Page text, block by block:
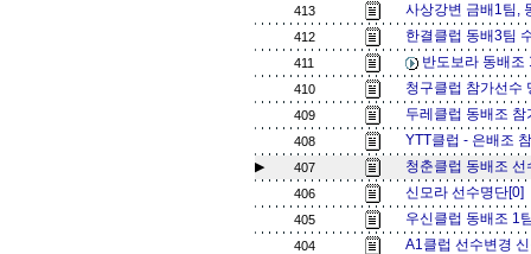
413 사상강변 금배1팀,
412 한결클럽 동배3팀
411 반도보라 동배
410 청구클럽 참가선
409 두레클럽 동배조
408 YTT클럽 - 은배조
▶ 407 청춘클럽 동배조 선
406 신모라 선수명단[0]
405 우신클럽 동배조 1
404 A1클럽 선수변경